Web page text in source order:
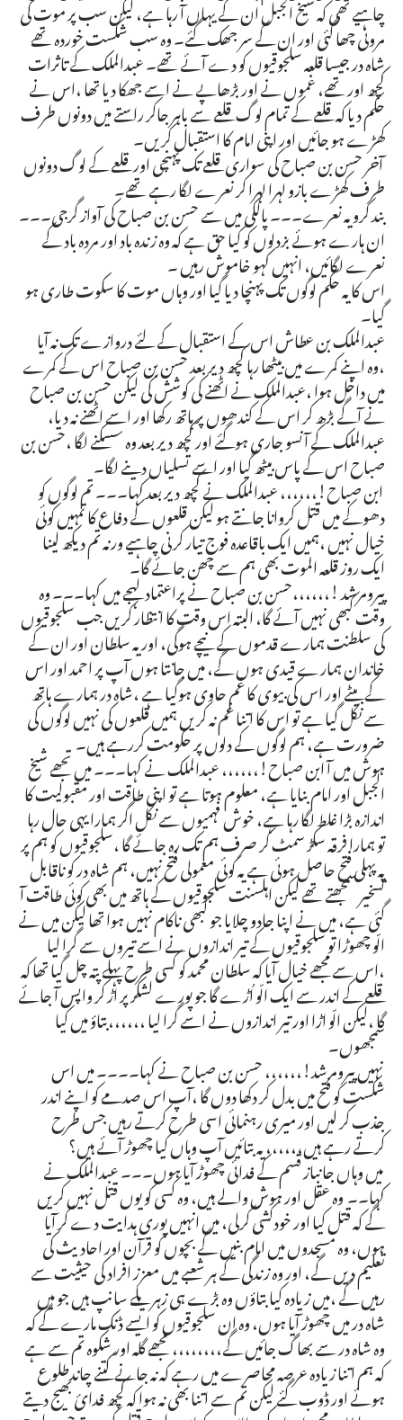
چاہیے تھی کہ شیخ الجبل ان کے یہاں آ رہا ہے، لیکن سب پر موت کی
مرونی چھا گئی اور ان کے سر جھک گئے۔ وہ سب شکست خوردہ تھے
شاہ در جیسا قلعہ سلجوقیوں کو دے آئے تھے۔ عبدالملک کے تاثرات
کچھ اور تھے، غموں نے اور بڑھاپے نے اسے جھکا دیا تھا ،اس نے
حکم دیا کہ قلعے کے تمام لوگ قلعے سے باہر جاکر راستے میں دونوں طرف
کھڑے ہو جائیں اور اپنی امام کا استقبال کریں۔
آخر حسن بن صباح کی سواری قلعے تک پہنچی اور قلعے کے لوگ دونوں
طرف کھڑے بازو لہرا لہرا کر نعرے لگا رہے تھے۔
بند کرو یہ نعرے۔۔۔ پالکی میں سے حسن بن صباح کی آواز گرجی۔۔۔
ان ہارے ہوئے بزدلوں کو کیا حق ہے کہ وہ زندہ باد اور مردہ باد کے
نعرے لگائیں، انہیں کہو خاموش رہیں ۔
اس کا یہ حکم لوگوں تک پہنچا دیا گیا اور وہاں موت کا سکوت طاری ہو
گیا۔
عبدالملک بن عطاش اس کے استقبال کے لئے دروازے تک نہ آیا
،وہ اپنے کمرے میں بیٹھا رہا کچھ دیر بعد حسن بن صباح اس کے کمرے
میں داخل ہوا ،عبدالملک نے اٹھنے کی کوشش کی لیکن حسن بن صباح
نے آگے بڑھ کر اس کے کندھوں پر ہاتھ رکھا اور اسے اٹھنے نہ دیا،
عبدالملک کے آنسو جاری ہوگئے اور کچھ دیر بعد وہ سسکنے لگا ،حسن بن
صباح اس کے پاس بیٹھ گیا اور اسے تسلیاں دینے لگا۔
ابن صباح!،،،،،، عبدالملک نے کچھ دیر بعد کہا۔۔۔ تم لوگوں کو
دھوکے میں قتل کروانا جانتے ہو لیکن قلعوں کے دفاع کا تمہیں کوئی
خیال نہیں ،ہمیں ایک باقاعدہ فوج تیار کرنی چاہیے ورنہ تم دیکھ لینا
ایک روز قلعہ الموت بھی ہم سے چھن جائے گا۔
پیرومرشد !،،،،،،حسن بن صباح نے پراعتماد لہجے میں کہا۔۔۔ وہ
وقت کبھی نہیں آئے گا، البتہ اس وقت کا انتظار کریں جب سلجوقیوں
کی سلطنت ہمارے قدموں کے نیچے ہوگی، اور یہ سلطان اور ان کے
خاندان ہمارے قیدی ہوں گے، میں جانتا ہوں آپ پر احمد اور اس
کے بیٹے اور اس کی بیوی کا غم حاوی ہوگیا ہے ،شاہ در ہمارے ہاتھ
سے نکل گیا ہے تو اس کا اتنا غم نہ کریں ہمیں قلعوں کی نہیں لوگوں کی
ضرورت ہے، ہم لوگوں کے دلوں پر حکومت کررہے ہیں۔
ہوش میں آ ابن صباح!،،،،،، عبدالملک نے کہا۔۔۔ میں تجھے شیخ
الجبل اور امام بنایا ہے، معلوم ہوتا ہے تو اپنی طاقت اور مقبولیت کا
اندازہ بڑا غلط لگا رہا ہے، خوش فہمیوں سے نکل اگر ہمارا یہی حال رہا
تو ہمارا فرقہ سکڑ سمٹ کر صرف ہم تک رہ جائے گا ،سلجوقیوں کو ہم پر
یہ پہلی فتح حاصل ہوئی ہے یہ کوئی معمولی فتح نہیں، ہم شاہ در کو ناقابل
تسخیر سمجھتے تھے لیکن اہلسنت سلجوقیوں کے ہاتھ میں بھی کوئی طاقت آ
گئی ہے، میں نے اپنا جادو چلایا جو کبھی ناکام نہیں ہوا تھا لیکن میں نے
الّو چھوڑا تو سلجوقیوں کے تیر اندازوں نے اسے تیروں سے گرا لیا
،اس سے مجھے خیال آیا کہ سلطان محمد کو کسی طرح پہلے پتہ چل گیا تھا کہ
قلعے کے اندر سے ایک الّو اُڑے گا جو پورے لشکر پر اڑ کر واپس آ جائے
گا ،لیکن الّو اڑا اور تیر اندازوں نے اسے گرا لیا ،،،،،،بتاؤ میں کیا
سمجھوں۔
نہیں پیرومرشد!،،،،،، حسن بن صباح نے کہا۔۔۔۔ میں اس
شکست کو فتح میں بدل کر دکھا دوں گا ،آپ اس صدمے کو اپنے اندر
جذب کر لیں اور میری رہنمائی اسی طرح کرتے رہیں جس طرح
کرتے رہے ہیں،،،،،، یہ بتائیں آپ وہاں کیا چھوڑ آئے ہیں؟
میں وہاں جانباز قسم کے فدائی چھوڑ آیا ہوں۔۔۔ عبدالملک نے
کہا۔۔ وہ عقل اور ہوش والے ہیں، وہ کسی کو یوں قتل نہیں کریں
گے کہ قتل کیا اور خودکشی کرلی، میں انہیں پوری ہدایت دے کر آیا
ہوں، وہ مسجدوں میں امام بنیں گے بچوں کو قرآن اور احادیث کی
تعلیم دیں گے، اور وہ زندگی کے ہر شعبے میں معزز افراد کی حیثیت سے
رہیں گے ،میں زیادہ کیا بتاؤں وہ بڑے ہی زہریلے سانپ ہیں جو میں
شاہ در میں چھوڑ آیا ہوں، وہ ان سلجوقیوں کو ایسے ڈنک مارے گے کہ
وہ شاہ در سے بھاگ جائیں گے،،،،،،،، مجھے گلہ اور شکوہ تم سے ہے
کہ ہم اتنا زیادہ عرصہ محاصرے میں رہے کہ نہ جانے کتنے چاندطلوع
ہوئے اور ڈوب گئے لیکن تم سے اتنا بھی نہ ہوا کہ کچھ فدائ بھیج دیتے